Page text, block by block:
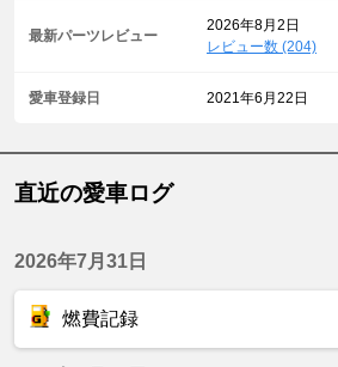
最新パーツレビュー
2026年8月2日
レビュー数 (204)
愛車登録日 2021年6月22日
直近の愛車ログ
2026年7月31日
燃費記録